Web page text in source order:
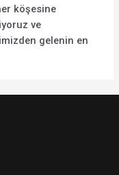
köşesine
ve
gelenin en